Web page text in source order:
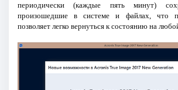
периодически (каждые пять минут)
произошедшие в системе и файлах, что
позволяет легко вернуться к состоянию на